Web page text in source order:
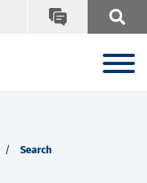
Search